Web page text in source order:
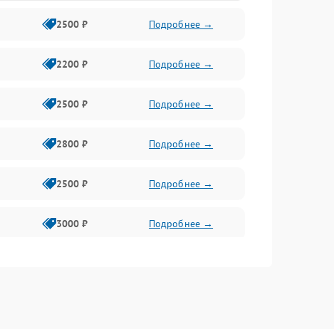
2500 ₽ Подробнее →
2200 ₽ Подробнее →
2500 ₽ Подробнее →
2800 ₽ Подробнее →
2500 ₽ Подробнее →
3000 ₽ Подробнее →